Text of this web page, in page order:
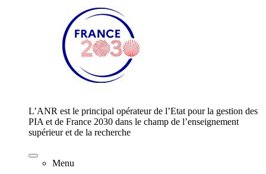
L’ANR est le principal opérateur de l’Etat pour la gestion des
PIA et de France 2030 dans le champ de l’enseignement
supérieur et de la recherche
Menu